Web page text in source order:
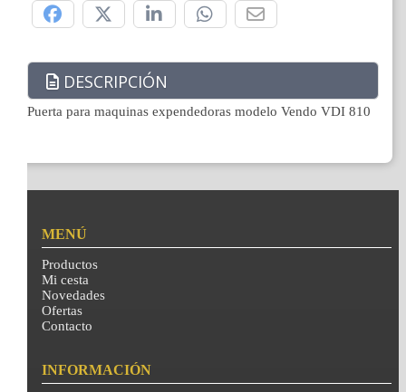
DESCRIPCIÓN
Puerta para maquinas expendedoras modelo Vendo VDI 810
MENÚ
Productos
Mi cesta
Novedades
Ofertas
Contacto
INFORMACIÓN